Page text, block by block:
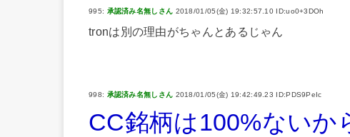
995: 承認済み名無しさん 2018/01/05(金) 19:32:57.10 ID:uo0+3DOh
tronは別の理由がちゃんとあるじゃん
998: 承認済み名無しさん 2018/01/05(金) 19:42:49.23 ID:PDS9PeIc
CC銘柄は100%ないか